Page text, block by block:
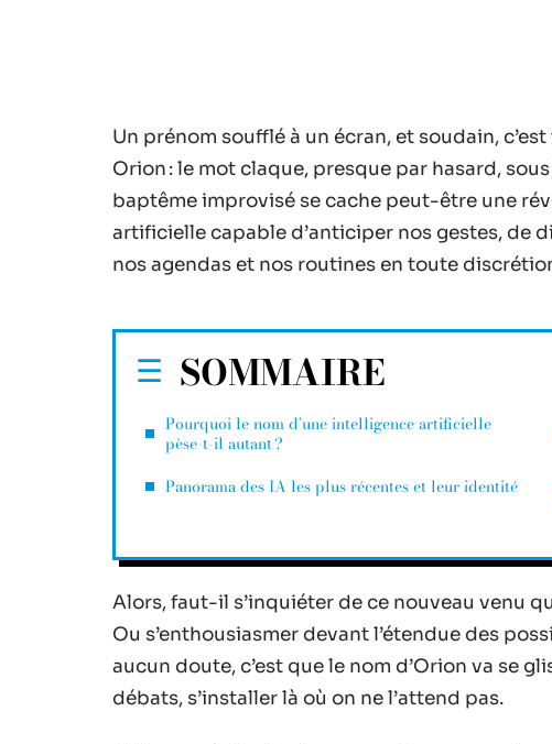
Un prénom soufflé à un écran, et soudain,
Orion : le mot claque, presque par hasard,
baptême improvisé se cache peut-être une
artificielle capable d’anticiper nos gestes, de
nos agendas et nos routines en toute
SOMMAIRE
Pourquoi le nom d’une intelligence artificielle
pèse-t-il autant ?
Panorama des IA les plus récentes et leur identité
Alors, faut-il s’inquiéter de ce nouveau venu
Ou s’enthousiasmer devant l’étendue des
aucun doute, c’est que le nom d’Orion va se
débats, s’installer là où on ne l’attend pas.